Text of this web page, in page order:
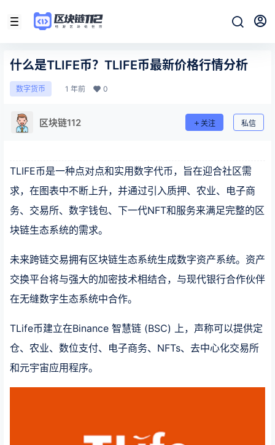
什么是TLIFE币？TLIFE币最新价格行情分析
数字货币 1 年前 0
区块链112 关注 私信
TLIFE币是一种点对点和实用数字代币，旨在迎合社区需
求，在图表中不断上升，并通过引入质押、农业、电子商
务、交易所、数字钱包、下一代NFT和服务来满足完整的区
块链生态系统的需求。
未来跨链交易拥有区块链生态系统生成数字资产系统。资产
交换平台将与强大的加密技术相结合，与现代银行合作伙伴
在无缝数字生态系统中合作。
TLife币建立在Binance 智慧链 (BSC) 上，声称可以提供定
仓、农业、数位支付、电子商务、NFTs、去中心化交易所
和元宇宙应用程序。